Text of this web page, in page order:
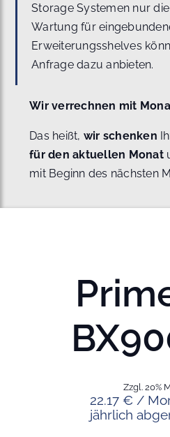
Storage Systemen nur
Wartung für
Erweiterungsshelves
Anfrage dazu anbieten.
Wir verrechnen mit
Das heißt, wir schenken
für den aktuellen Monat
mit Beginn des nächsten
22.17 € /
jährlich
Zzgl. 20%